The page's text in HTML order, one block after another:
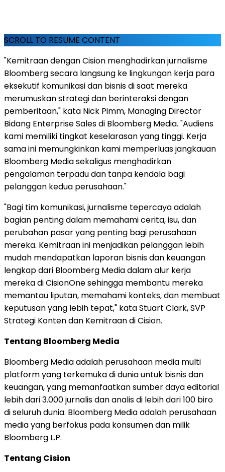
SCROLL TO RESUME CONTENT
"Kemitraan dengan Cision menghadirkan jurnalisme
Bloomberg secara langsung ke lingkungan kerja para
eksekutif komunikasi dan bisnis di saat mereka
merumuskan strategi dan berinteraksi dengan
pemberitaan," kata Nick Pimm, Managing Director
Bidang Enterprise Sales di Bloomberg Media. "Audiens
kami memiliki tingkat keselarasan yang tinggi. Kerja
sama ini memungkinkan kami memperluas jangkauan
Bloomberg Media sekaligus menghadirkan
pengalaman terpadu dan tanpa kendala bagi
pelanggan kedua perusahaan."
"Bagi tim komunikasi, jurnalisme tepercaya adalah
bagian penting dalam memahami cerita, isu, dan
perubahan pasar yang penting bagi perusahaan
mereka. Kemitraan ini menjadikan pelanggan lebih
mudah mendapatkan laporan bisnis dan keuangan
lengkap dari Bloomberg Media dalam alur kerja
mereka di CisionOne sehingga membantu mereka
memantau liputan, memahami konteks, dan membuat
keputusan yang lebih tepat," kata Stuart Clark, SVP
Strategi Konten dan Kemitraan di Cision.
Tentang Bloomberg Media
Bloomberg Media adalah perusahaan media multi
platform yang terkemuka di dunia untuk bisnis dan
keuangan, yang memanfaatkan sumber daya editorial
lebih dari 3.000 jurnalis dan analis di lebih dari 100 biro
di seluruh dunia. Bloomberg Media adalah perusahaan
media yang berfokus pada konsumen dan milik
Bloomberg L.P.
Tentang Cision